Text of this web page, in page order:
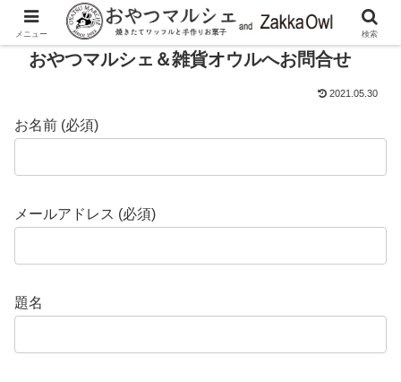
おやつマルシェ＆雑貨オウルへお問合せ
2021.05.30
お名前 (必須)
メールアドレス (必須)
題名
メニュー 検索